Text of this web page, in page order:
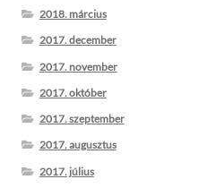
2018. március
2017. december
2017. november
2017. október
2017. szeptember
2017. augusztus
2017. július